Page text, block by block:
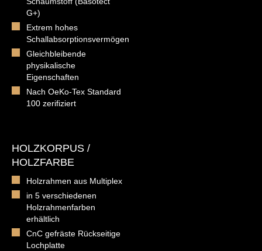
G+)
Extrem hohes
Schallabsorptionsvermögen
Gleichbleibende
physikalische
Eigenschaften
Nach OeKo-Tex Standard
100 zerifiziert
HOLZKORPUS /
HOLZFARBE
Holzrahmen aus Multiplex
in 5 verschiedenen
Holzrahmenfarben
erhältlich
CnC gefräste Rückseitige
Lochplatte